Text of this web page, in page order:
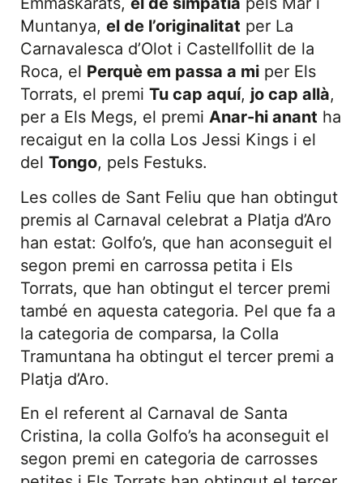
Muntanya, el de l’originalitat per La
Carnavalesca d’Olot i Castellfollit de la
Roca, el Perquè em passa a mi per Els
Torrats, el premi Tu cap aquí, jo cap allà,
per a Els Megs, el premi Anar-hi anant ha
recaigut en la colla Los Jessi Kings i el
del Tongo, pels Festuks.
Les colles de Sant Feliu que han obtingut
premis al Carnaval celebrat a Platja d’Aro
han estat: Golfo’s, que han aconseguit el
segon premi en carrossa petita i Els
Torrats, que han obtingut el tercer premi
també en aquesta categoria. Pel que fa a
la categoria de comparsa, la Colla
Tramuntana ha obtingut el tercer premi a
Platja d’Aro.
En el referent al Carnaval de Santa
Cristina, la colla Golfo’s ha aconseguit el
segon premi en categoria de carrosses